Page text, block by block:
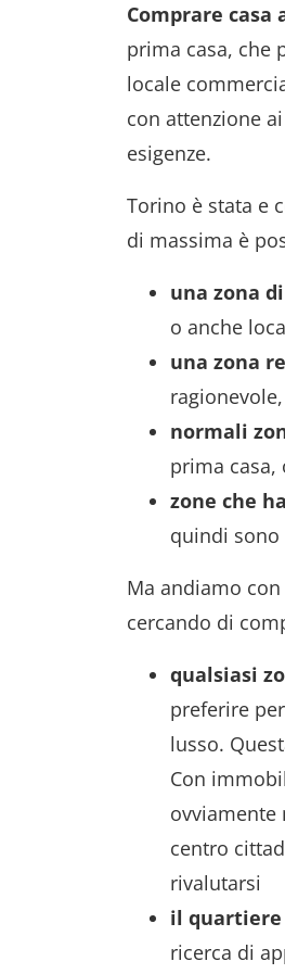
Comprare casa
prima casa, che
locale
con attenzione
esigenze.
Torino è stata e
di massima è
una zona
o anche
una zona
normali
prima
zone che
quindi
Ma andiamo
cercando di
qualsiasi
preferire
lusso.
Con
centro
rivalutarsi
il quartiere
ricerca di